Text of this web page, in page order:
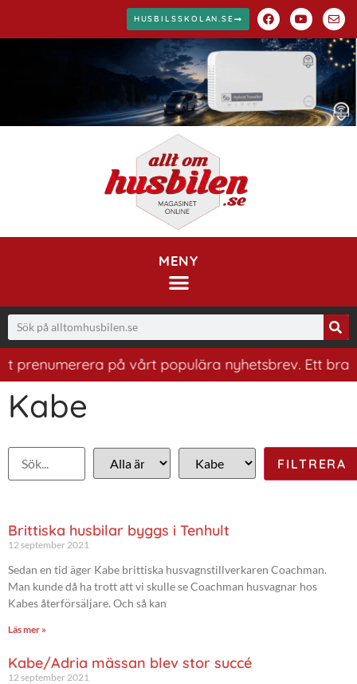
HUSBILSSKOLAN.SE
MENY
på vårt populära nyhetsbrev. Ett bra
Kabe
Brittiska husbilar byggs i Tenhult
12 september 2021
Sedan en tid äger Kabe brittiska husvagnstillverkaren Coachman.
Man kunde då ha trott att vi skulle se Coachman husvagnar hos
Kabes återförsäljare. Och så kan
Läs mer »
Kabe/Adria mässan blev stor succé
12 september 2021